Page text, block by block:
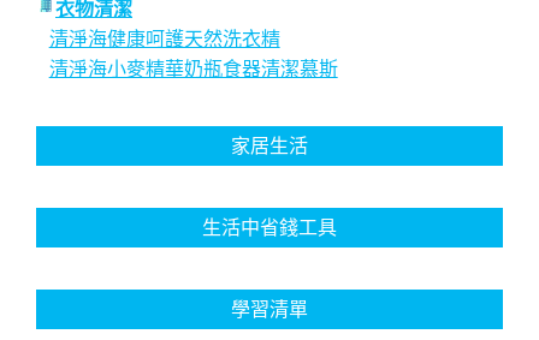
衣物清潔
清淨海健康呵護天然洗衣精
清淨海小麥精華奶瓶食器清潔慕斯
家居生活
生活中省錢工具
學習清單